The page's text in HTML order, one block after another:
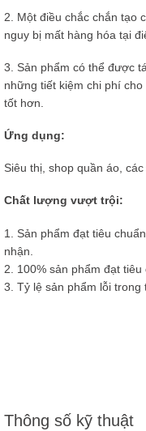
2. Một điều chắc chắn tạo
nguy bị mất hàng hóa tại
3. Sản phẩm có thể được
những tiết kiệm chi phí
tốt hơn.
Ứng dụng:
Siêu thị, shop quần áo,
Chất lượng vượt trội:
1. Sản phẩm đạt tiêu
nhận.
2. 100% sản phẩm đạt tiêu
3. Tỷ lệ sản phẩm lỗi trong
Thông số kỹ thuật